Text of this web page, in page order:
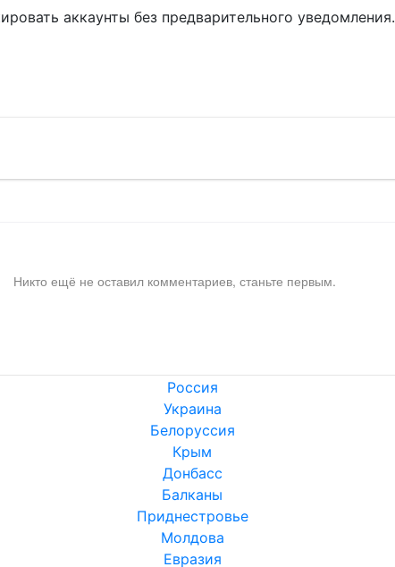
аккаунты без предварительного уведомления.
Никто ещё не оставил комментариев, станьте первым.
Россия
Украина
Белоруссия
Крым
Донбасс
Балканы
Приднестровье
Молдова
Евразия